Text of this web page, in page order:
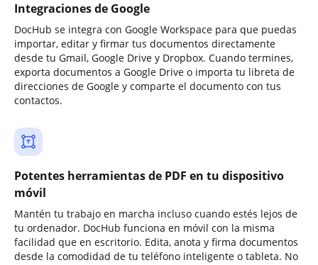
Integraciones de Google
DocHub se integra con Google Workspace para que puedas
importar, editar y firmar tus documentos directamente
desde tu Gmail, Google Drive y Dropbox. Cuando termines,
exporta documentos a Google Drive o importa tu libreta de
direcciones de Google y comparte el documento con tus
contactos.
Potentes herramientas de PDF en tu dispositivo
móvil
Mantén tu trabajo en marcha incluso cuando estés lejos de
tu ordenador. DocHub funciona en móvil con la misma
facilidad que en escritorio. Edita, anota y firma documentos
desde la comodidad de tu teléfono inteligente o tableta. No